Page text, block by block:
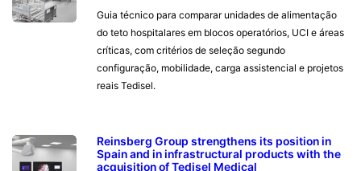
Guia técnico para comparar unidades de alimentação
do teto hospitalares em blocos operatórios, UCI e áreas
críticas, com critérios de seleção segundo
configuração, mobilidade, carga assistencial e projetos
reais Tedisel.
Reinsberg Group strengthens its position in
Spain and in infrastructural products with the
acquisition of Tedisel Medical